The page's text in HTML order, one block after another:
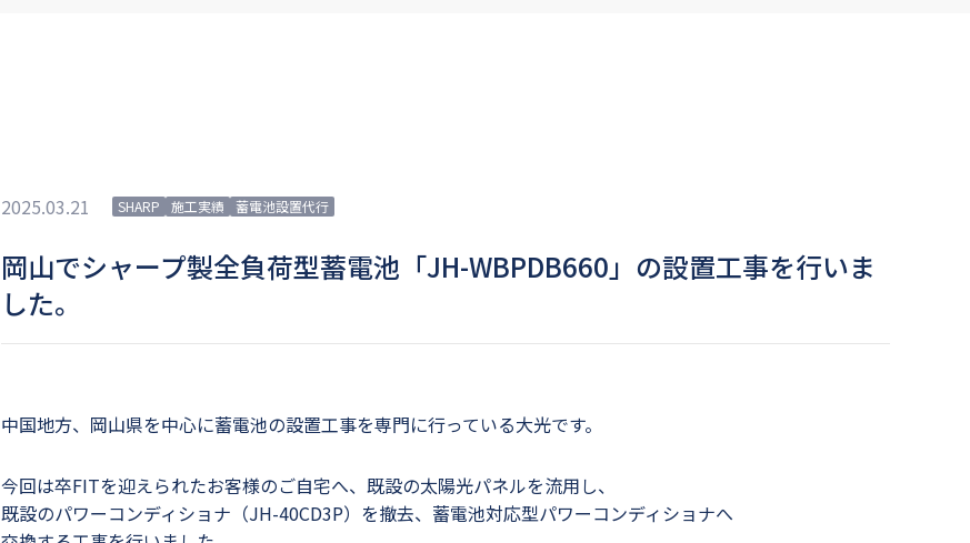
2025.03.21 SHARP 施工実績 蓄電池設置代行
岡山でシャープ製全負荷型蓄電池「JH-WBPDB660」の設置工事を行いま
した。
中国地方、岡山県を中心に蓄電池の設置工事を専門に行っている大光です。
今回は卒FITを迎えられたお客様のご自宅へ、既設の太陽光パネルを流用し、
既設のパワーコンディショナ（JH-40CD3P）を撤去、蓄電池対応型パワーコンディショナへ